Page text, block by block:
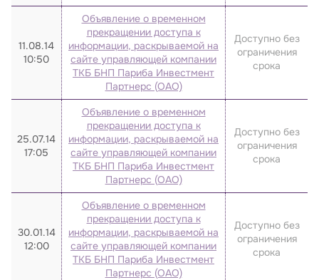
2020
2018
2016
2014
2012
2010
11.08.14
10:50
Объявление о временном
прекращении доступа к
информации, раскрываемой на
сайте управляющей компании
ТКБ БНП Париба Инвестмент
Партнерс (ОАО)
Доступно без
ограничения
срока
25.07.14
17:05
Объявление о временном
прекращении доступа к
информации, раскрываемой на
сайте управляющей компании
ТКБ БНП Париба Инвестмент
Партнерс (ОАО)
Доступно без
ограничения
срока
30.01.14
12:00
Объявление о временном
прекращении доступа к
информации, раскрываемой на
сайте управляющей компании
ТКБ БНП Париба Инвестмент
Партнерс (ОАО)
Доступно без
ограничения
срока